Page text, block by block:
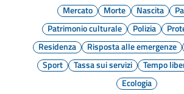
Mercato
Morte Nascita
Patrimonio culturale
Polizia
Residenza
Risposta alle emergenze
Sport
Tassa sui servizi Tempo
Ecologia